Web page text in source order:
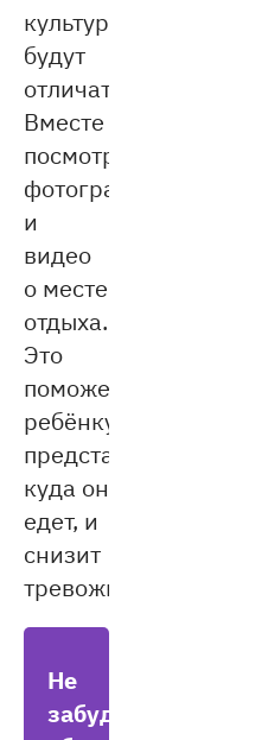
культура
будут
отличаться.
Вместе
посмотрите
фотографии
и
видео
о месте
отдыха.
Это
поможет
ребёнку
представить,
куда он
едет, и
снизит
тревожность.
Не
забудьте